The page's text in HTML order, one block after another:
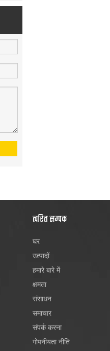
त्वरित सम्पक
घर
उत्पादों
हमारे बारे में
क्षमता
संसाधन
समाचार
संपर्क करना
गोपनीयता नीति